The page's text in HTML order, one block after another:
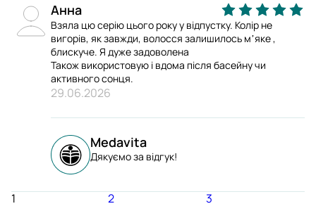
Анна
Взяла цю серію цього року у відпустку. Колір не
вигорів, як завжди, волосся залишилось мʼяке ,
блискуче. Я дуже задоволена
Також використовую і вдома після басейну чи
активного сонця.
29.06.2026
Medavita
Дякуємо за відгук!
1 2 3